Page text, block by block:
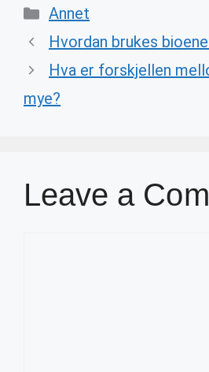
Categories
Annet
Hvordan brukes
Hva er forskjellen
mye?
Leave a